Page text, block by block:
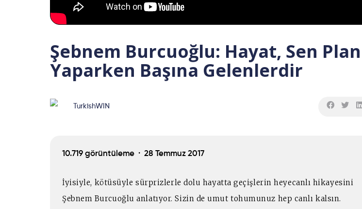
Şebnem Burcuoğlu: Hayat, Sen Plan
Yaparken Başına Gelenlerdir
TurkishWIN
10.719 görüntüleme · 28 Temmuz 2017
İyisiyle, kötüsüyle sürprizlerle dolu hayatta geçişlerin heyecanlı hikayesini
Şebnem Burcuoğlu anlatıyor. Sizin de umut tohumunuz hep canlı kalsın.